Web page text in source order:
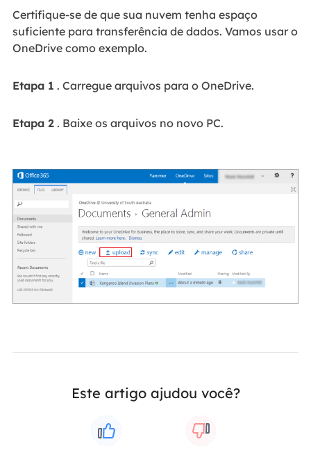
Certifique-se de que sua nuvem tenha espaço
suficiente para transferência de dados. Vamos usar o
OneDrive como exemplo.
Etapa 1 . Carregue arquivos para o OneDrive.
Etapa 2. Baixe os arquivos no novo PC.
Este artigo ajudou você?